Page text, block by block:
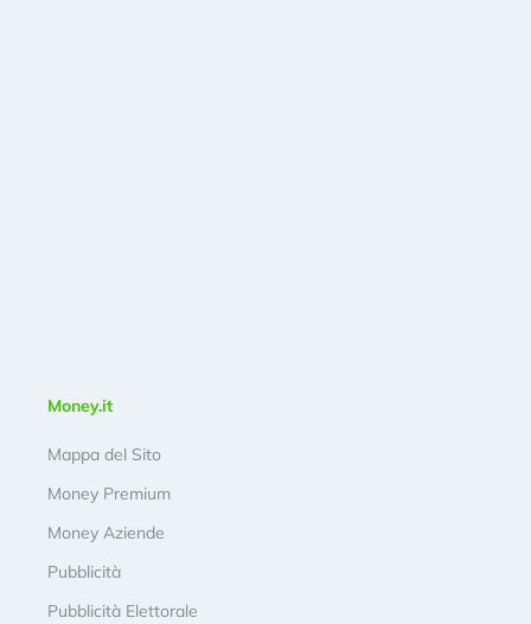
Money.it
Mappa del Sito
Money Premium
Money Aziende
Pubblicità
Pubblicità Elettorale